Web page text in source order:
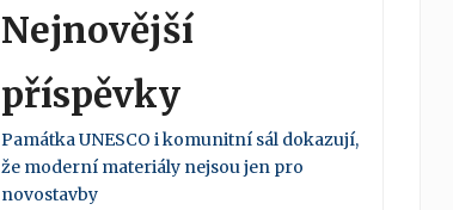
Nejnovější
příspěvky
Památka UNESCO i komunitní sál dokazují,
že moderní materiály nejsou jen pro
novostavby